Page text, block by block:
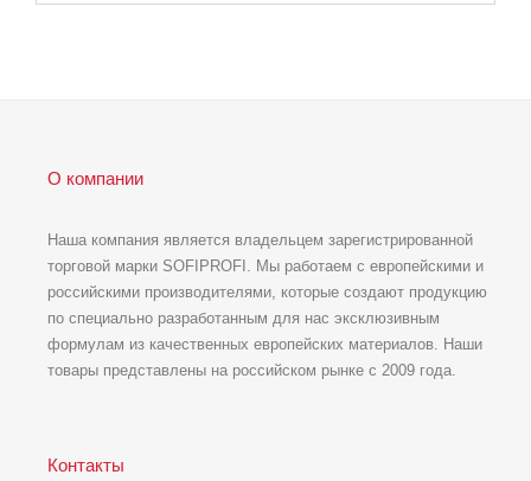
О компании
Наша компания является владельцем зарегистрированной
торговой марки SOFIPROFI. Мы работаем с европейскими и
российскими производителями, которые создают продукцию
по специально разработанным для нас эксклюзивным
формулам из качественных европейских материалов. Наши
товары представлены на российском рынке с 2009 года.
Контакты